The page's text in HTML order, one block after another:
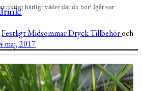
riktigt härligt väder där du bor! Igår var
FestligtMidsommarDryckTillbehöroch
maj, 2017